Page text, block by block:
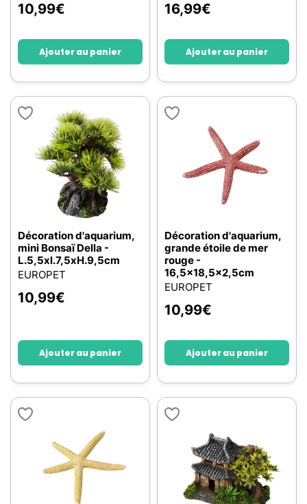
10,99€
Ajouter au panier
16,99€
Ajouter au panier
Décoration d'aquarium,
mini Bonsaï Della -
L.5,5xl.7,5xH.9,5cm
EUROPET
10,99€
Ajouter au panier
Décoration d'aquarium,
grande étoile de mer
rouge -
16,5x18,5x2,5cm
EUROPET
10,99€
Ajouter au panier